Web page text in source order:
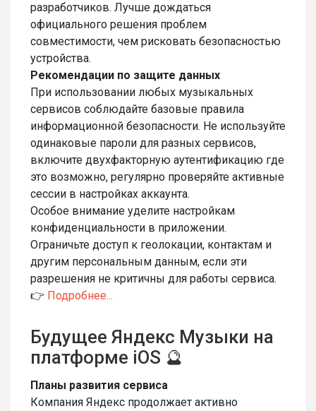
разработчиков. Лучше дождаться
официального решения проблем
совместимости, чем рисковать безопасностью
устройства.
Рекомендации по защите данных
При использовании любых музыкальных
сервисов соблюдайте базовые правила
информационной безопасности. Не используйте
одинаковые пароли для разных сервисов,
включите двухфакторную аутентификацию где
это возможно, регулярно проверяйте активные
сессии в настройках аккаунта.
Особое внимание уделите настройкам
конфиденциальности в приложении.
Ограничьте доступ к геолокации, контактам и
другим персональным данным, если эти
разрешения не критичны для работы сервиса.
👉 Подробнее...
Будущее Яндекс Музыки на
платформе iOS 🔮
Планы развития сервиса
Компания Яндекс продолжает активно